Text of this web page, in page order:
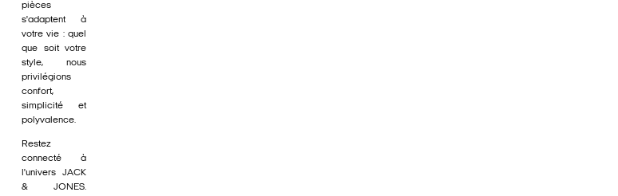
pièces
s'adaptent à
votre vie : quel
que soit votre
style, nous
privilégions
confort,
simplicité et
polyvalence.
Restez
connecté à
l'univers JACK
& JONES.